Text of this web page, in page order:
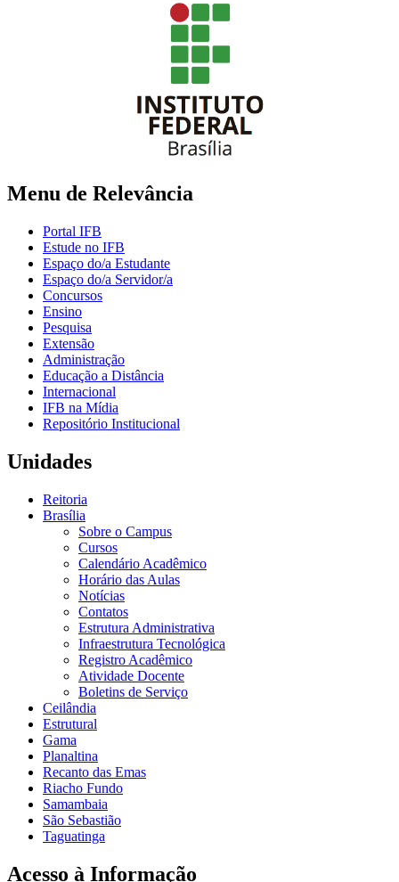
Menu de Relevância
Portal IFB
Estude no IFB
Espaço do/a Estudante
Espaço do/a Servidor/a
Concursos
Ensino
Pesquisa
Extensão
Administração
Educação a Distância
Internacional
IFB na Mídia
Repositório Institucional
Unidades
Reitoria
Brasília
Sobre o Campus
Cursos
Calendário Acadêmico
Horário das Aulas
Notícias
Contatos
Estrutura Administrativa
Infraestrutura Tecnológica
Registro Acadêmico
Atividade Docente
Boletins de Serviço
Ceilândia
Estrutural
Gama
Planaltina
Recanto das Emas
Riacho Fundo
Samambaia
São Sebastião
Taguatinga
Acesso à Informação